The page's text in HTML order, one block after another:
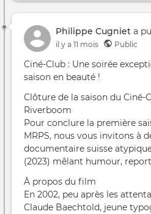
Philippe Cugniet a
il y a 11 mois Public
Ciné‑Club : Une soirée
saison en beauté !
Clôture de la saison du
Riverboom
Pour conclure la première
MRPS, nous vous invitons à
documentaire suisse
(2023) mêlant humour,
À propos du film
En 2002, peu après les
Claude Baechtold, jeune